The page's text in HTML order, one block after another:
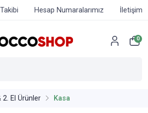
Hesap Numaralarımız İletişim
0
2. El Ürünler Kasa